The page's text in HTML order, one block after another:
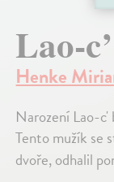
Lao-
Henke
Narození Lao-
Tento mužík se
dvoře, odhalil